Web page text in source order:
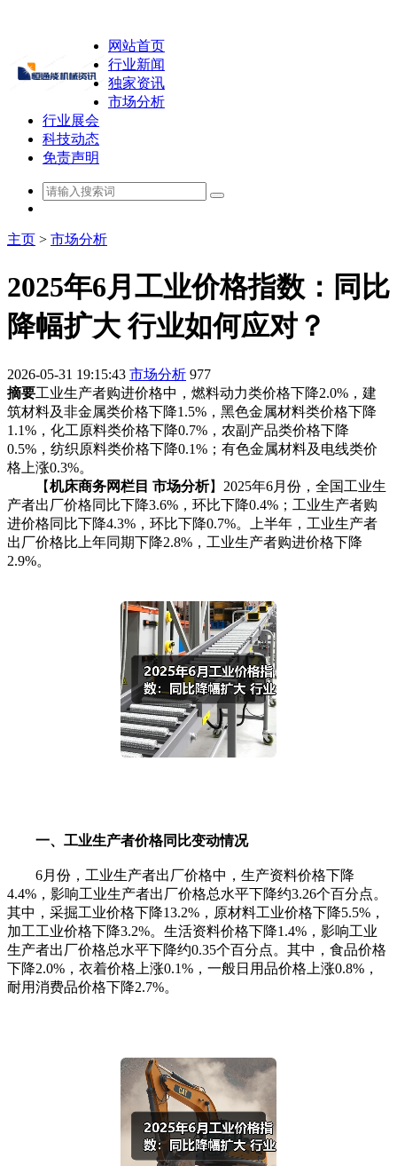
网站首页
行业新闻
独家资讯
市场分析
行业展会
科技动态
免责声明
主页 > 市场分析
2025年6月工业价格指数：同比
降幅扩大 行业如何应对？
2026-05-31 19:15:43 市场分析 977
摘要工业生产者购进价格中，燃料动力类价格下降2.0%，建
筑材料及非金属类价格下降1.5%，黑色金属材料类价格下降
1.1%，化工原料类价格下降0.7%，农副产品类价格下降
0.5%，纺织原料类价格下降0.1%；有色金属材料及电线类价
格上涨0.3%。
【机床商务网栏目 市场分析】2025年6月份，全国工业生
产者出厂价格同比下降3.6%，环比下降0.4%；工业生产者购
进价格同比下降4.3%，环比下降0.7%。上半年，工业生产者
出厂价格比上年同期下降2.8%，工业生产者购进价格下降
2.9%。
一、工业生产者价格同比变动情况
6月份，工业生产者出厂价格中，生产资料价格下降
4.4%，影响工业生产者出厂价格总水平下降约3.26个百分点。
其中，采掘工业价格下降13.2%，原材料工业价格下降5.5%，
加工工业价格下降3.2%。生活资料价格下降1.4%，影响工业
生产者出厂价格总水平下降约0.35个百分点。其中，食品价格
下降2.0%，衣着价格上涨0.1%，一般日用品价格上涨0.8%，
耐用消费品价格下降2.7%。